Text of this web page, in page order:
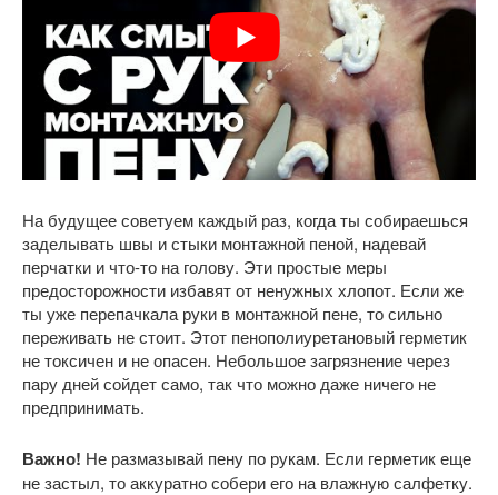
На будущее советуем каждый раз, когда ты собираешься
заделывать швы и стыки монтажной пеной, надевай
перчатки и что-то на голову. Эти простые меры
предосторожности избавят от ненужных хлопот. Если же
ты уже перепачкала руки в монтажной пене, то сильно
переживать не стоит. Этот пенополиуретановый герметик
не токсичен и не опасен. Небольшое загрязнение через
пару дней сойдет само, так что можно даже ничего не
предпринимать.
Важно! Не размазывай пену по рукам. Если герметик еще
не застыл, то аккуратно собери его на влажную салфетку.